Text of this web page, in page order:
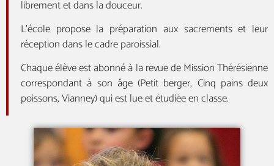
librement et dans la douceur.
L’école propose la préparation aux sacrements et leur
réception dans le cadre paroissial.
Chaque élève est abonné à la revue de Mission Thérésienne
correspondant à son âge (Petit berger, Cinq pains deux
poissons, Vianney) qui est lue et étudiée en classe.